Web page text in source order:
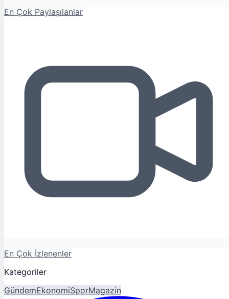
En Çok Paylaşılanlar
En Çok İzlenenler
Kategoriler
GündemEkonomiSporMagazin